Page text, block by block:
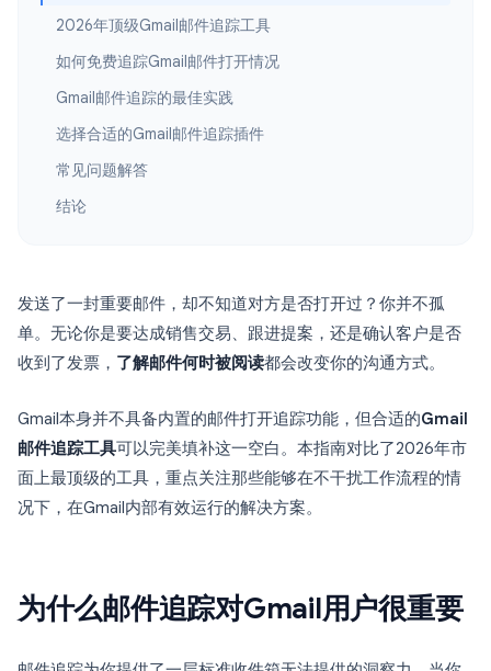
2026年顶级Gmail邮件追踪工具
如何免费追踪Gmail邮件打开情况
Gmail邮件追踪的最佳实践
选择合适的Gmail邮件追踪插件
常见问题解答
结论
发送了一封重要邮件，却不知道对方是否打开过？你并不孤
单。无论你是要达成销售交易、跟进提案，还是确认客户是否
收到了发票， 了解邮件何时被阅读都会改变你的沟通方式。
Gmail本身并不具备内置的邮件打开追踪功能，但合适的Gmail
邮件追踪工具可以完美填补这一空白。本指南对比了2026年市
面上最顶级的工具，重点关注那些能够在不干扰工作流程的情
况下，在Gmail内部有效运行的解决方案。
为什么邮件追踪对Gmail用户很重要